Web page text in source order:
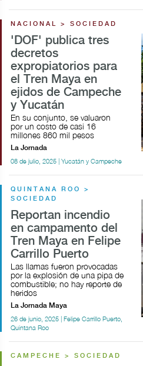
NACIONAL > SOCIEDAD
'DOF' publica tres
decretos
expropiatorios para
el Tren Maya en
ejidos de Campeche
y Yucatán
En su conjunto, se valuaron
por un costo de casi 16
millones 860 mil pesos
La Jornada
08 de julio, 2025 | Yucatán y Campeche
QUINTANA ROO >
SOCIEDAD
Reportan incendio
en campamento del
Tren Maya en Felipe
Carrillo Puerto
Las llamas fueron provocadas
por la explosión de una pipa de
combustible; no hay reporte de
heridos
La Jornada Maya
26 de junio, 2025 | Felipe Carrillo Puerto,
Quintana Roo
CAMPECHE > SOCIEDAD